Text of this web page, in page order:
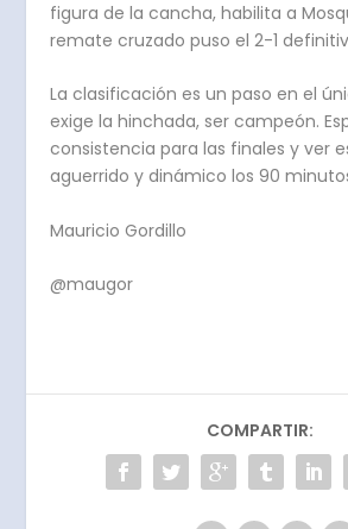
figura de la cancha, habilita a
remate cruzado puso el 2-1
La clasificación es un paso en el
exige la hinchada, ser campeón.
consistencia para las finales y ver
aguerrido y dinámico los 90
Mauricio Gordillo
@maugor
COMPARTIR: